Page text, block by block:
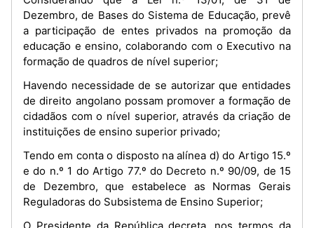
Dezembro, de Bases do Sistema de Educação, prevê
a participação de entes privados na promoção da
educação e ensino, colaborando com o Executivo na
formação de quadros de nível superior;
Havendo necessidade de se autorizar que entidades
de direito angolano possam promover a formação de
cidadãos com o nível superior, através da criação de
instituições de ensino superior privado;
Tendo em conta o disposto na alínea d) do Artigo 15.º
e do n.º 1 do Artigo 77.º do Decreto n.º 90/09, de 15
de Dezembro, que estabelece as Normas Gerais
Reguladoras do Subsistema de Ensino Superior;